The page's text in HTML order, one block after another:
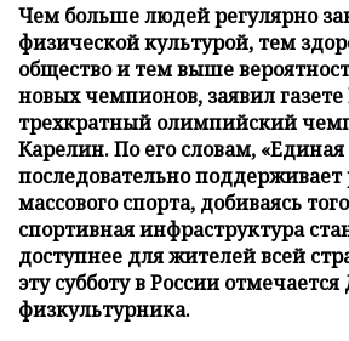
Чем больше людей регулярно
физической культурой, тем
общество и тем выше
новых чемпионов, заявил
трехкратный олимпийский
Карелин. По его словам, «Единая
последовательно поддерживает
массового спорта, добиваясь
спортивная инфраструктура
доступнее для жителей всей
эту субботу в России
физкультурника.